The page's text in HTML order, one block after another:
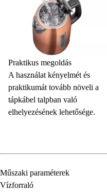
Praktikus megoldás
A használat kényelmét és
praktikumát tovább növeli a
tápkábel talpban való
elhelyezésének lehetősége.
Műszaki paraméterek
Vízforraló